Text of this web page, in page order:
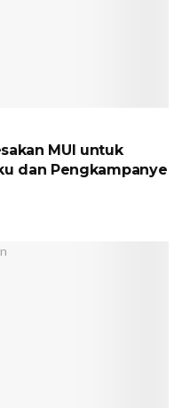
MUI untuk
dan Pengkampanye